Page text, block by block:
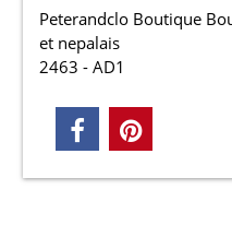
Peterandclo Boutique
et nepalais
2463 - AD1